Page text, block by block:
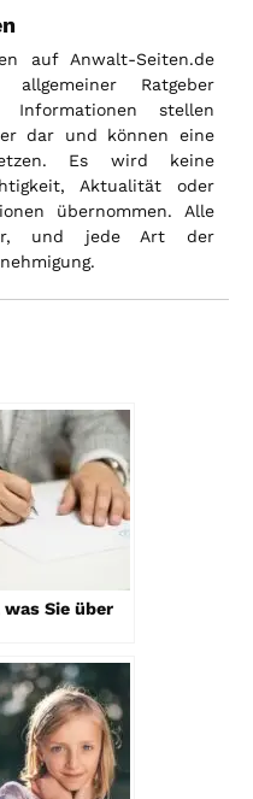
auf Anwalt-Seiten.de
Ratgeber
Informationen stellen
dar und können eine
Es wird keine
Aktualität oder
übernommen. Alle
und jede Art der
Sie über
Notar wissen